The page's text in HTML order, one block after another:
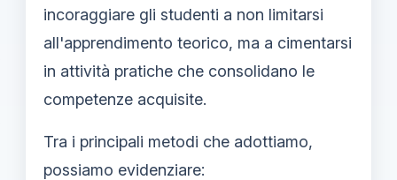
incoraggiare gli studenti a non limitarsi
all'apprendimento teorico, ma a cimentarsi
in attività pratiche che consolidano le
competenze acquisite.
Tra i principali metodi che adottiamo,
possiamo evidenziare: